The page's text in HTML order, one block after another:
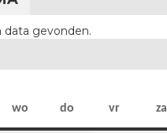
data gevonden.
wo woensdag
do donderdag
vr vrijdag
za